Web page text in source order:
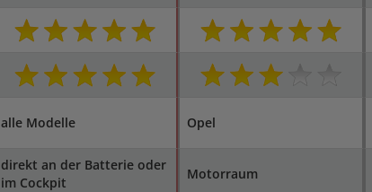
alle Modelle Opel
direkt an der Batterie oder
im Cockpit
Motorraum